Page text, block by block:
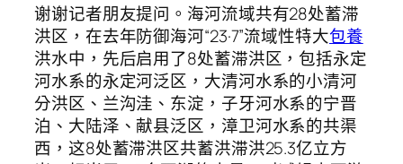
谢谢记者朋友提问。海河流域共有28处蓄滞
洪区，在去年防御海河“23·7”流域性特大包養
洪水中，先后启用了8处蓄滞洪区，包括永定
河水系的永定河泛区，大清河水系的小清河
分洪区、兰沟洼、东淀，子牙河水系的宁晋
泊、大陆泽、献县泛区，漳卫河水系的共渠
西，这8处蓄滞洪区共蓄洪滞洪25.3亿立方